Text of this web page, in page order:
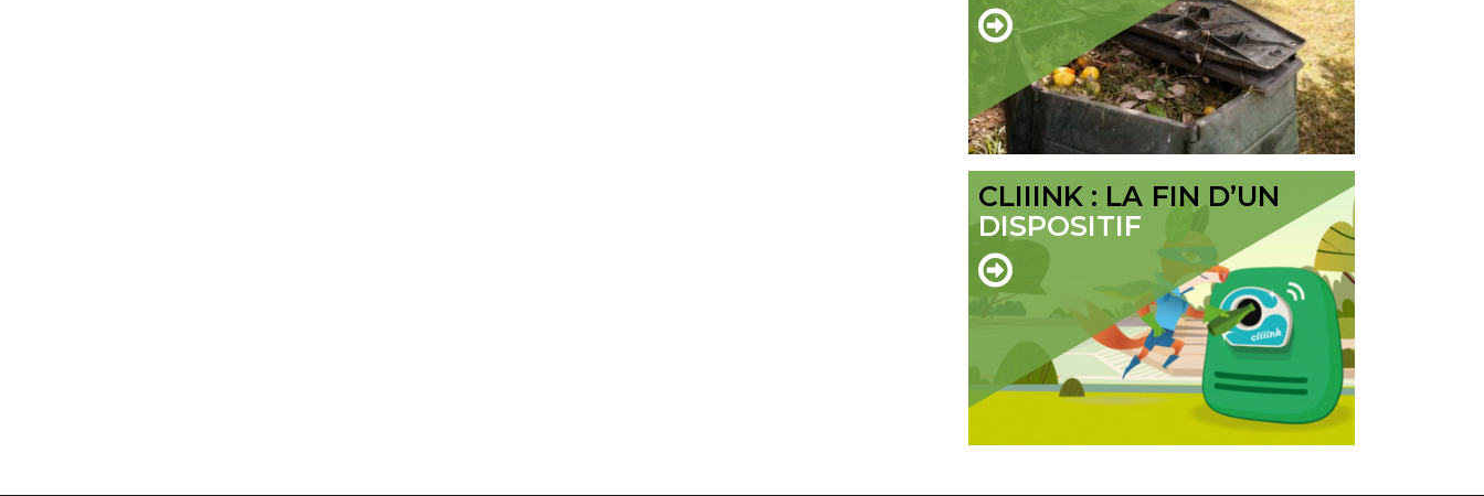
CLIIINK : LA FIN D’UN
DISPOSITIF